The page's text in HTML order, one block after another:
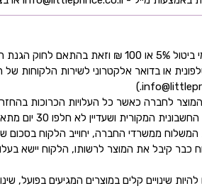
הגנת הצרכן
או בדואר אלקטרוני לשירות הלקוחות
לחברה כאשר כל העלויות הכרוכות
ושעדיין לא חלפו 30 יום מתאריך רכישת המוצר.
ממשרדי החברה, יחוייב הלקוח בסכום של 50
כבר קיבל את המוצר לרשותו, הלקוח יישא
שינויים קלים במוצרים המגיעים בפועל,